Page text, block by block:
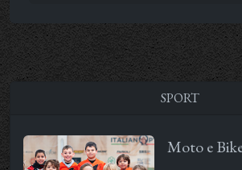
SPORT
Moto e